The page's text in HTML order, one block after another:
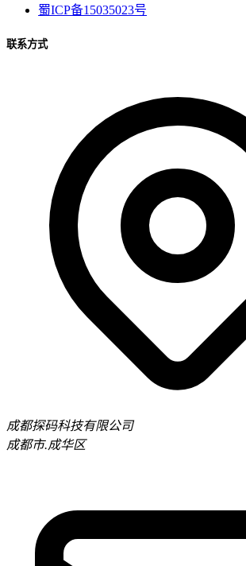
蜀ICP备15035023号
联系方式
成都探码科技有限公司
成都市.成华区